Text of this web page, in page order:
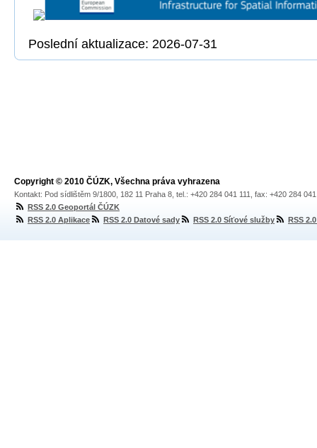
Poslední aktualizace: 2026-07-31
Copyright © 2010 ČÚZK, Všechna práva vyhrazena
Kontakt: Pod sídlištěm 9/1800, 182 11 Praha 8, tel.: +420 284 041 111, fax: +420 284
RSS 2.0 Geoportál ČÚZK
RSS 2.0 Aplikace
RSS 2.0 Datové sady RSS 2.0 Síťové služby RSS